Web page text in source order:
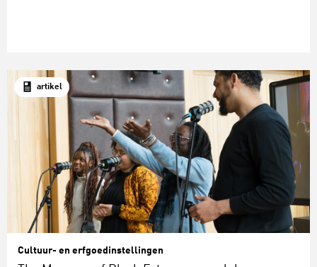
artikel
Cultuur- en erfgoedinstellingen